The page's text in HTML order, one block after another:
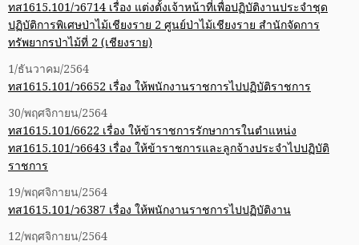
ทส1615.101/ว6714 เรื่อง แต่งตั้งเจ้าหน้าที่เพื่อปฏิบัติงานประจำชุด
ปฏิบัติการพิเศษป่าไม้เชียงราย 2 ศูนย์ป่าไม้เชียงราย สำนักจัดการ
ทรัพยากรป่าไม้ที่ 2 (เชียงราย)
1/ธันวาคม/2564
ทส1615.101/ว6652 เรื่อง ให้พนักงานราชการไปปฏิบัติราชการ
30/พฤศจิกายน/2564
ทส1615.101/6622 เรื่อง ให้ข้าราชการรักษาการในตำแหน่ง
ทส1615.101/ว6643 เรื่อง ให้ข้าราชการและลูกจ้างประจำไปปฏิบัติ
ราชการ
19/พฤศจิกายน/2564
ทส1615.101/ว6387 เรื่อง ให้พนักงานราชการไปปฏิบัติงาน
12/พฤศจิกายน/2564